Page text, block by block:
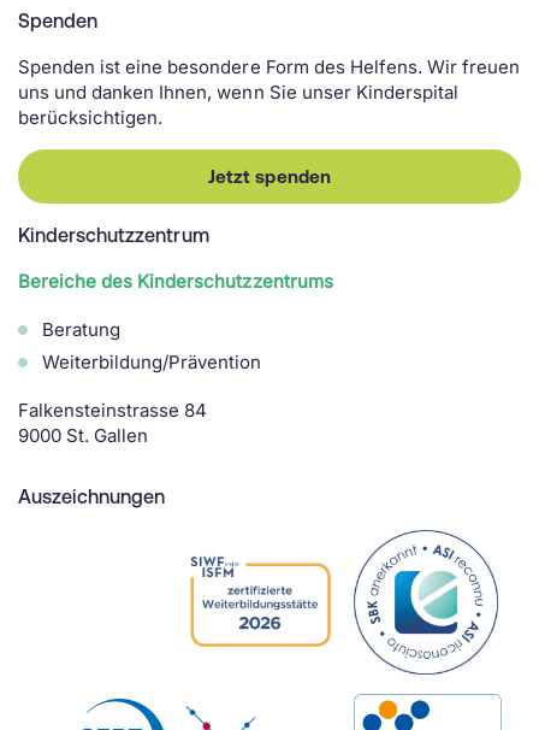
Spenden
Spenden ist eine besondere Form des Helfens. Wir freuen
uns und danken Ihnen, wenn Sie unser Kinderspital
berücksichtigen.
Jetzt spenden
Kinderschutzzentrum
Bereiche des Kinderschutzzentrums
Beratung
Weiterbildung/Prävention
Falkensteinstrasse 84
9000 St. Gallen
Auszeichnungen